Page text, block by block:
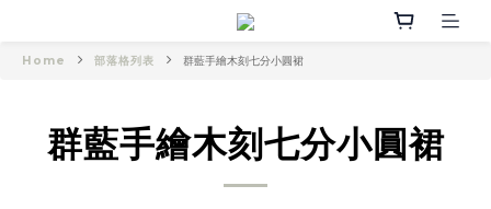
Home 部落格列表 群藍手繪木刻七分小圓裙
群藍手繪木刻七分小圓裙